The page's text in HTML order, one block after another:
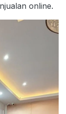
online.